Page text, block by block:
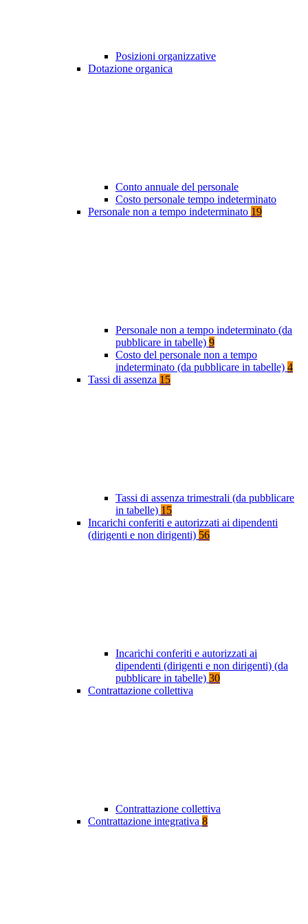
Posizioni organizzative
Dotazione organica
Conto annuale del personale
Costo personale tempo indeterminato
Personale non a tempo indeterminato 19
Personale non a tempo indeterminato (da
pubblicare in tabelle) 9
Costo del personale non a tempo
indeterminato (da pubblicare in tabelle) 4
Tassi di assenza 15
Tassi di assenza trimestrali (da pubblicare
in tabelle) 15
Incarichi conferiti e autorizzati ai dipendenti
(dirigenti e non dirigenti) 56
Incarichi conferiti e autorizzati ai
dipendenti (dirigenti e non dirigenti) (da
pubblicare in tabelle) 30
Contrattazione collettiva
Contrattazione collettiva
Contrattazione integrativa 8